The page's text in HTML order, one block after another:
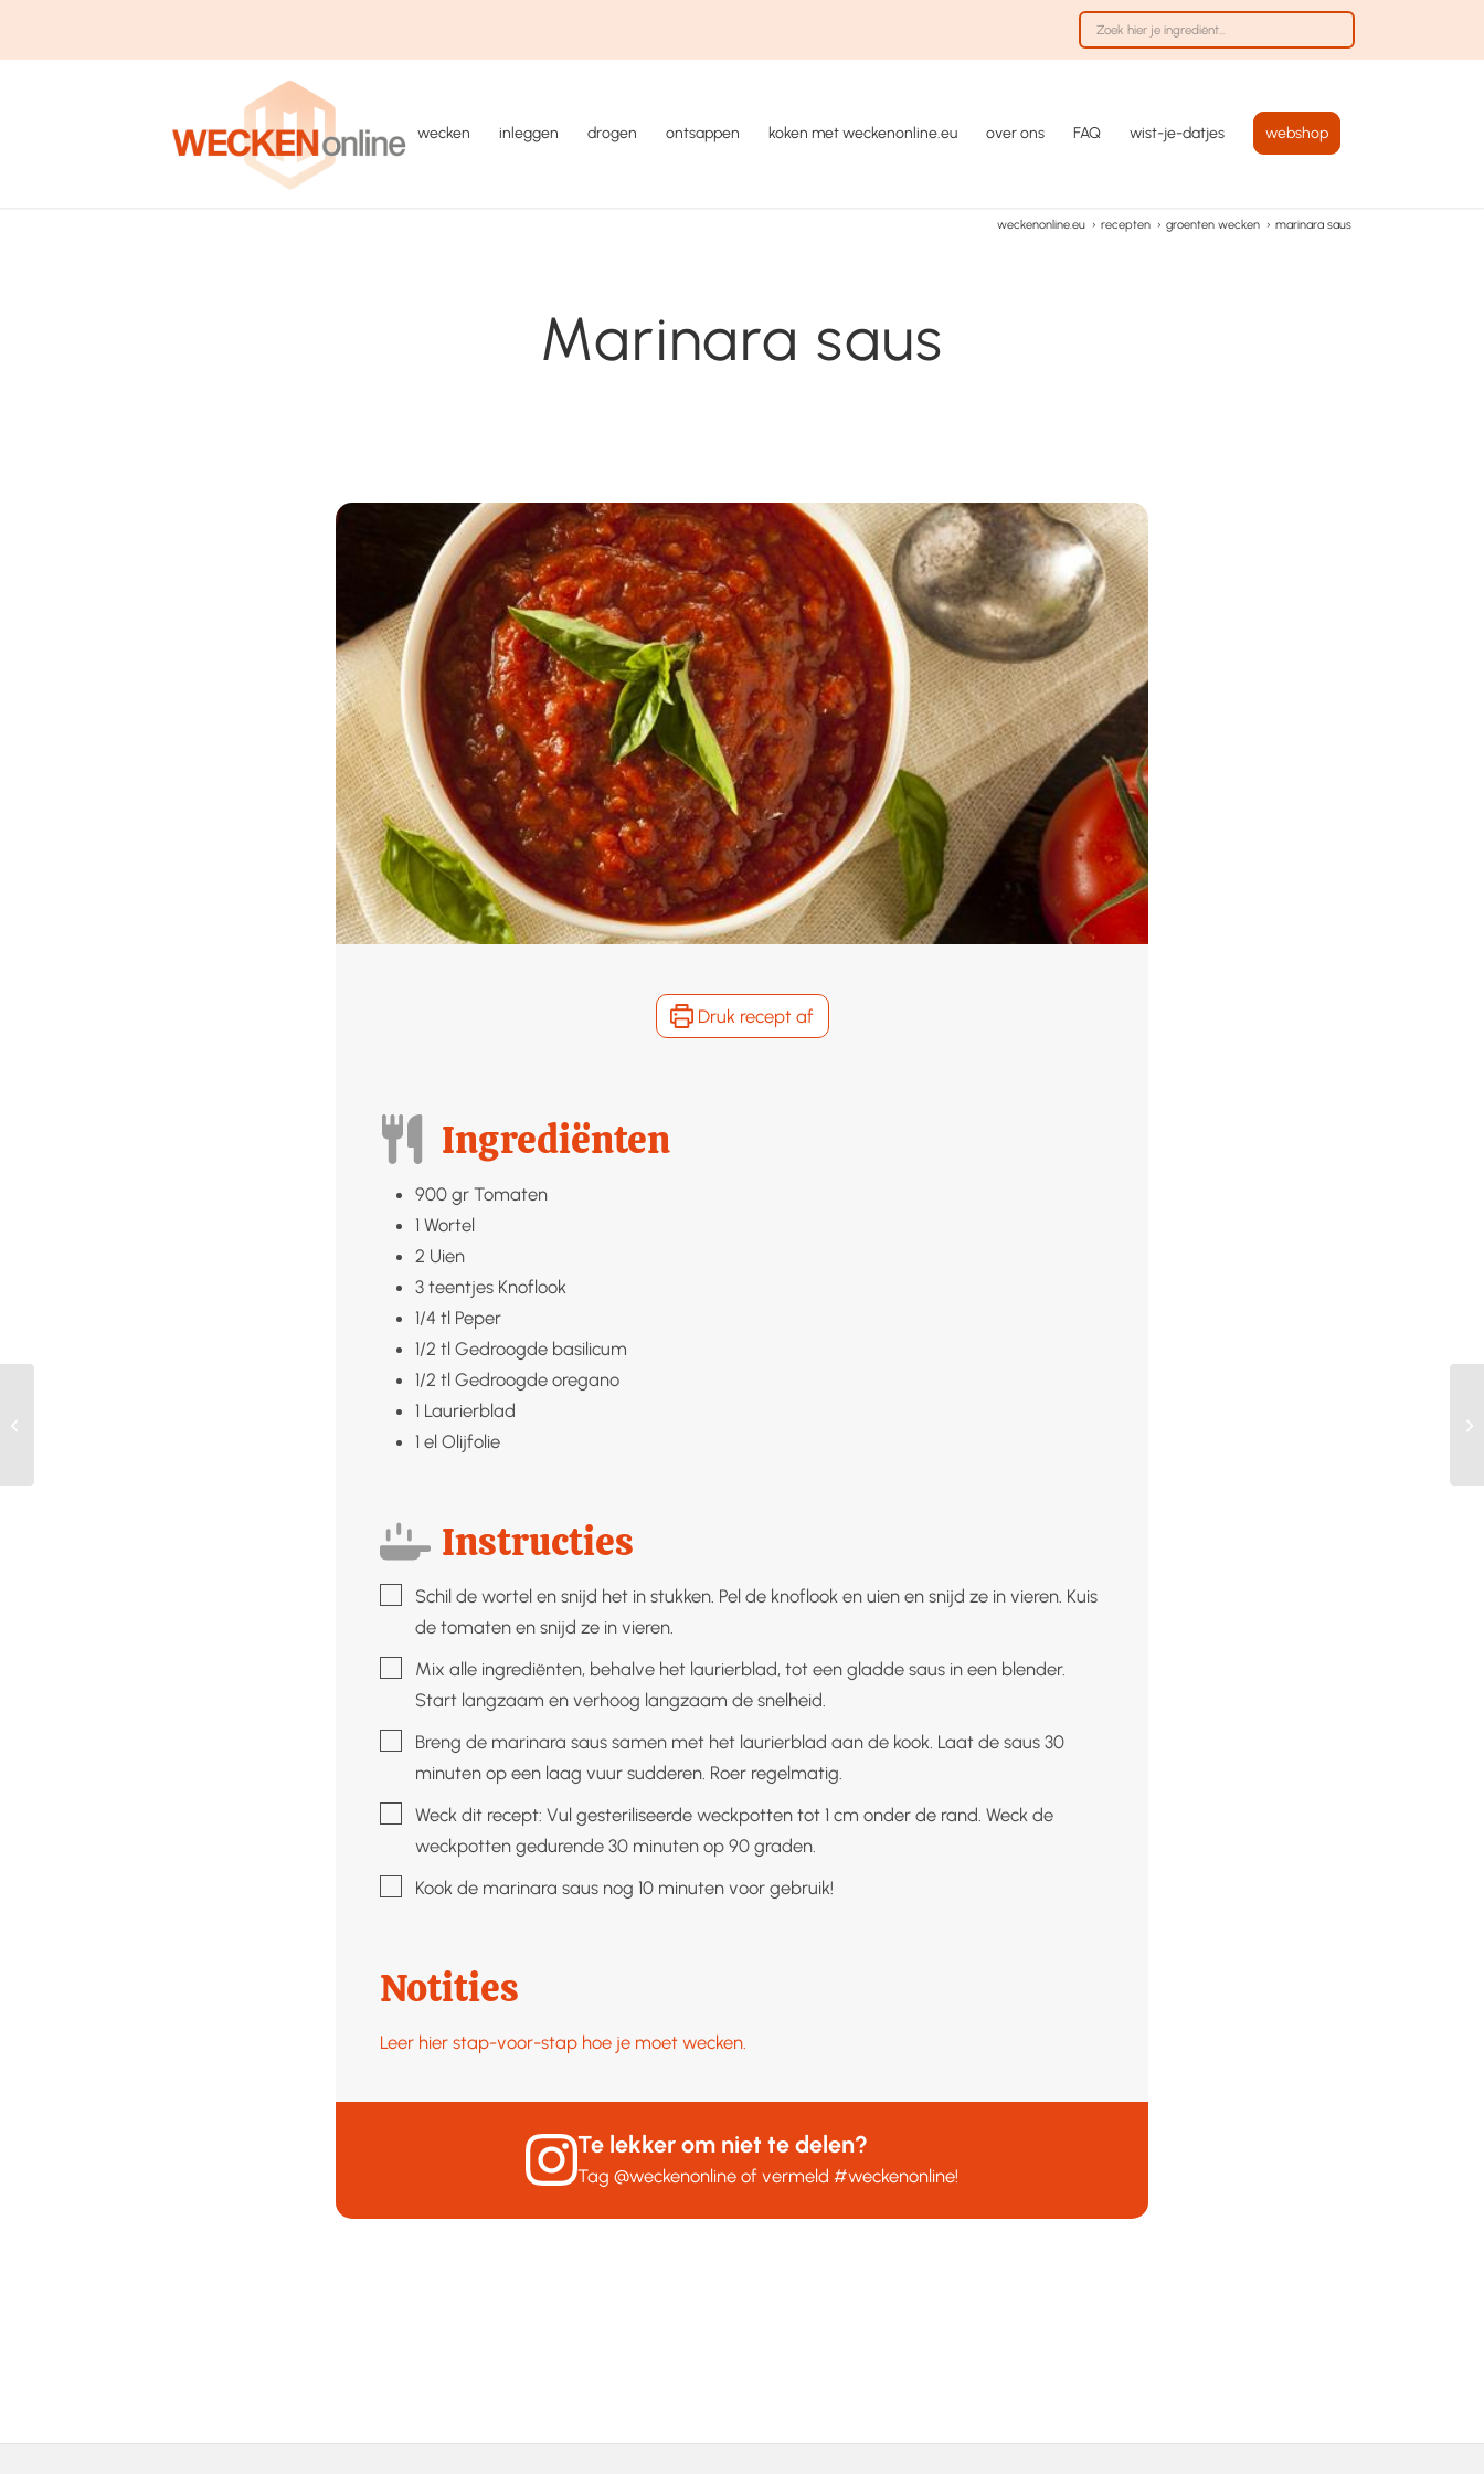
wecken inleggen drogen ontsappen koken met weckenonline.eu over ons FAQ wist-je-datjes webshop
weckenonline.eu › recepten › groenten wecken › marinara saus
Marinara saus
Druk recept af
Ingrediënten
900 gr Tomaten
1 Wortel
2 Uien
3 teentjes Knoflook
1/4 tl Peper
1/2 tl Gedroogde basilicum
1/2 tl Gedroogde oregano
1 Laurierblad
1 el Olijfolie
Instructies
▢Schil de wortel en snijd het in stukken. Pel de knoflook en uien en snijd ze in vieren. Kuis
de tomaten en snijd ze in vieren.
▢Mix alle ingrediënten, behalve het laurierblad, tot een gladde saus in een blender.
Start langzaam en verhoog langzaam de snelheid.
▢Breng de marinara saus samen met het laurierblad aan de kook. Laat de saus 30
minuten op een laag vuur sudderen. Roer regelmatig.
▢Weck dit recept: Vul gesteriliseerde weckpotten tot 1 cm onder de rand. Weck de
weckpotten gedurende 30 minuten op 90 graden.
▢Kook de marinara saus nog 10 minuten voor gebruik!
Notities
Leer hier stap-voor-stap hoe je moet wecken.
Te lekker om niet te delen?
Tag@weckenonline of vermeld#weckenonline!